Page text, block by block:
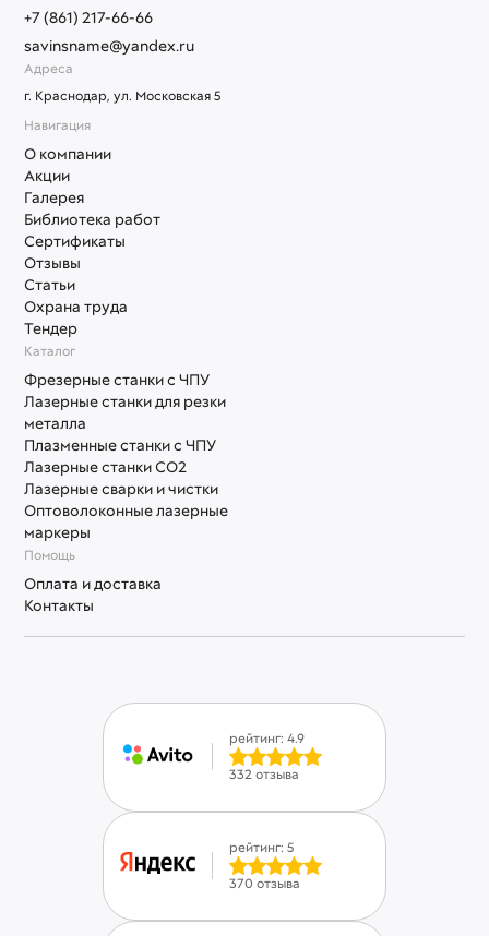
+7 (861) 217-66-66
savinsname@yandex.ru
Адреса
г. Краснодар, ул. Московская 5
Помощь
Оплата и доставка
Контакты
Навигация
О компании
Акции
Галерея
Библиотека работ
Сертификаты
Отзывы
Статьи
Охрана труда
Тендер
Каталог
Фрезерные станки с ЧПУ
Лазерные станки для резки
металла
Плазменные станки с ЧПУ
Лазерные станки СО2
Лазерные сварки и чистки
Оптоволоконные лазерные
маркеры
рейтинг: 4.9
332 отзыва
рейтинг: 5
370 отзыва